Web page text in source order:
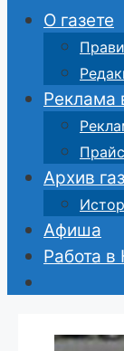
О газете
Реклама
Архив
Афиша
Работа в